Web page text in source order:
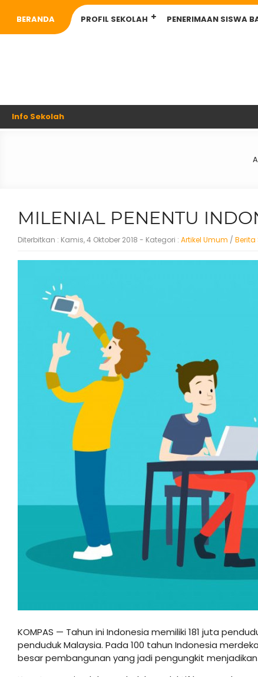
BERANDA PROFIL SEKOLAH PENERIMAAN SISWA
Info Sekolah
MILENIAL PENENTU
Diterbitkan : Kamis, 4 Oktober 2018 - Kategori : Artikel Umum / Berita
KOMPAS — Tahun ini Indonesia memiliki 181 juta
penduduk Malaysia. Pada 100 tahun Indonesia
besar pembangunan yang jadi pengungkit